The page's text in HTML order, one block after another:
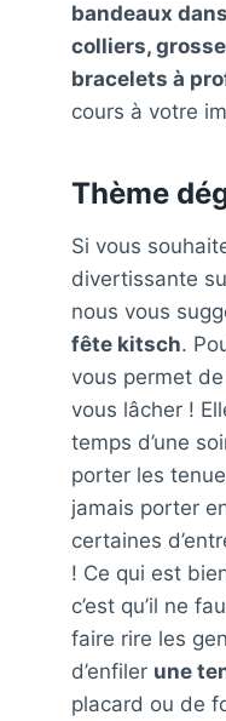
bandeaux
colliers,
bracelets à
cours à votre
Thème
Si vous
divertissante
nous vous
fête kitsch.
vous permet
vous lâcher !
temps d’une
porter les
jamais porter
certaines
! Ce qui est
c’est qu’il ne
faire rire les
d’enfiler une
placard ou de